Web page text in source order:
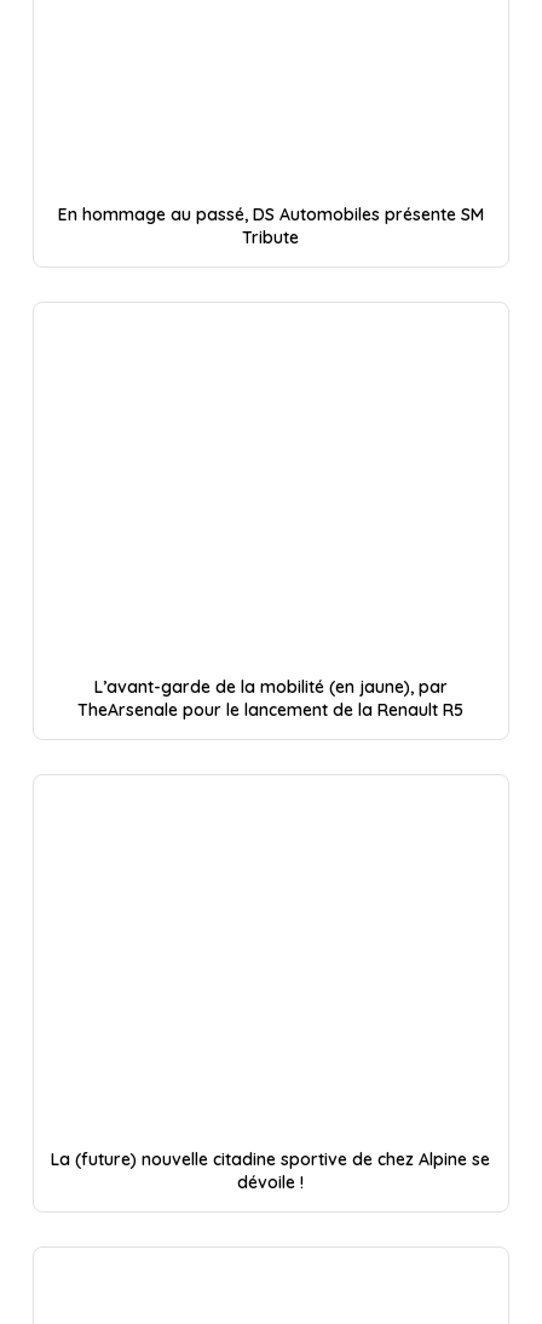
En hommage au passé, DS Automobiles présente SM
Tribute
L’avant-garde de la mobilité (en jaune), par
TheArsenale pour le lancement de la Renault R5
La (future) nouvelle citadine sportive de chez Alpine se
dévoile !